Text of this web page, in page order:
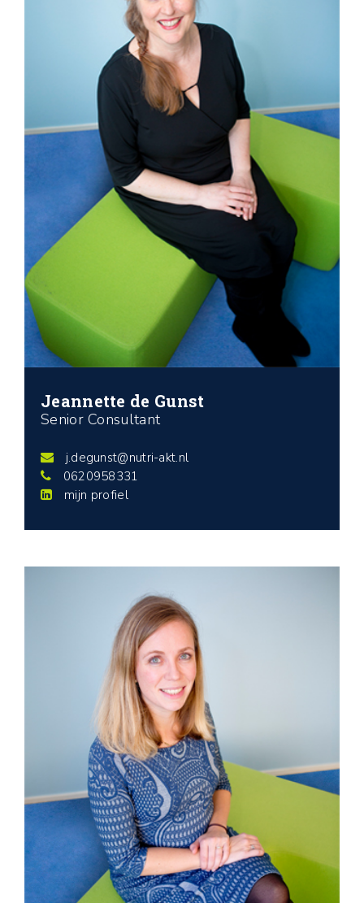
Jeannette de Gunst
Senior Consultant
j.degunst@nutri-akt.nl
0620958331
mijn profiel